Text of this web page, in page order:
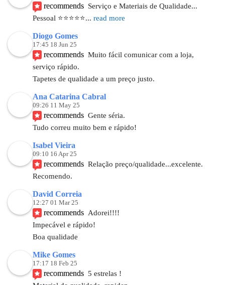
recommends Serviço e Materiais de Qualidade...
Pessoal ⭐️⭐️⭐️⭐️⭐... read more
Diogo Gomes
17:45 18 Jun 25
recommends Muito fácil comunicar com a loja,
serviço rápido.
Tapetes de qualidade a um preço justo.
Ana Catarina Cabral
09:26 11 May 25
recommends Gente séria.
Tudo correu muito bem e rápido!
Isabel Vieira
09:10 16 Apr 25
recommends Relação preço/qualidade...excelente.
Recomendo.
David Correia
12:27 01 Mar 25
recommends Adorei!!!!
Impecável e rápido!
Boa qualidade
Mike Gomes
17:17 18 Feb 25
recommends 5 estrelas !